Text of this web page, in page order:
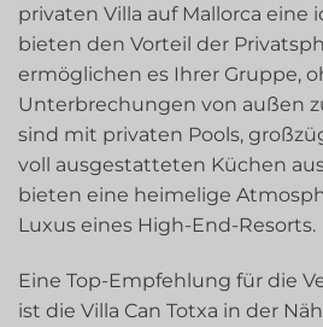
privaten Villa auf Mallorca eine
bieten den Vorteil der
ermöglichen es Ihrer Gruppe,
Unterbrechungen von außen
sind mit privaten Pools,
voll ausgestatteten Küchen
bieten eine heimelige
Luxus eines High-End-Resorts.
Eine Top-Empfehlung für die
ist die Villa Can Totxa in der